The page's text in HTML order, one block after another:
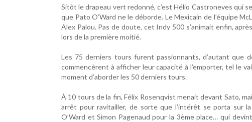
Sitôt le drapeau vert redonné, c’est Hélio Castroneves qui
que Pato O’Ward ne le déborde. Le Mexicain de l’équipe
Alex Palou. Pas de doute, cet Indy 500 s’animait enfin,
lors de la première moitié.
Les 75 derniers tours furent passionnants, d’autant que
commencèrent à afficher leur capacité à l’emporter, tel le
moment d’aborder les 50 derniers tours.
À 10 tours de la fin, Félix Rosenqvist menait devant Sato,
arrêt pour ravitailler, de sorte que l’intérêt se porta sur
O’Ward et Simon Pagenaud pour la 3ème place… qui